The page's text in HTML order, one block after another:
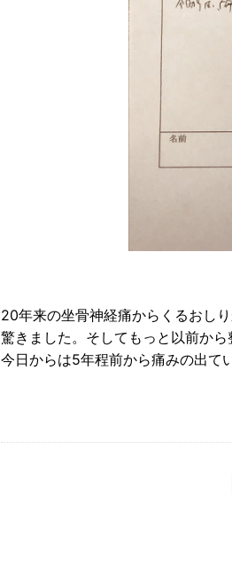
20年来の坐骨神経痛からくるおし
驚きました。そしてもっと以前から
今日からは5年程前から痛みの出て